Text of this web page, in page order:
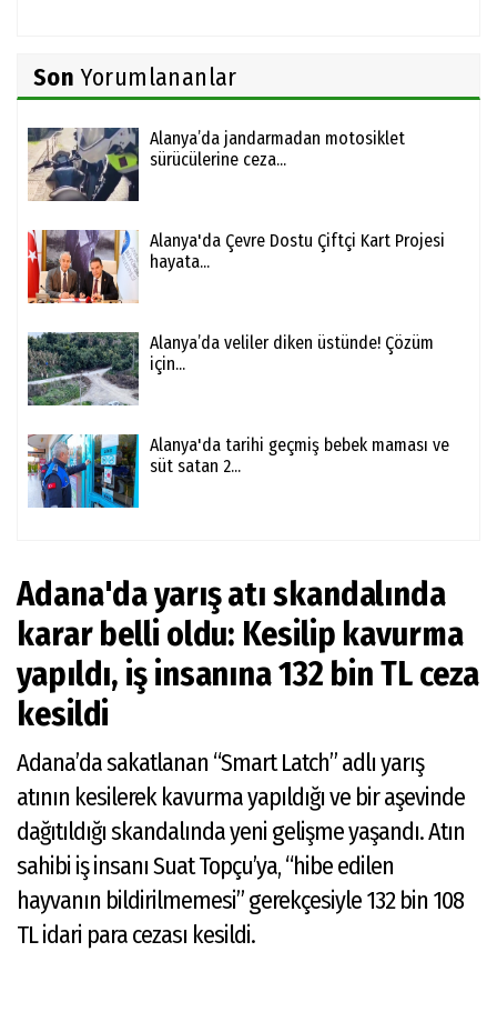
Son Yorumlananlar
Alanya’da jandarmadan motosiklet
sürücülerine ceza...
Alanya'da Çevre Dostu Çiftçi Kart Projesi
hayata...
Alanya’da veliler diken üstünde! Çözüm
için...
Alanya'da tarihi geçmiş bebek maması ve
süt satan 2...
Adana'da yarış atı skandalında
karar belli oldu: Kesilip kavurma
yapıldı, iş insanına 132 bin TL ceza
kesildi
Adana’da sakatlanan “Smart Latch” adlı yarış
atının kesilerek kavurma yapıldığı ve bir aşevinde
dağıtıldığı skandalında yeni gelişme yaşandı. Atın
sahibi iş insanı Suat Topçu’ya, “hibe edilen
hayvanın bildirilmemesi” gerekçesiyle 132 bin 108
TL idari para cezası kesildi.